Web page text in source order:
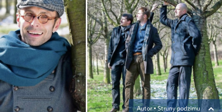
Autor ▪Struny podzimu